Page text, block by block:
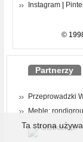
Instagram
©
Partnerzy
Przeprowadzki
Meble:
Ta strona